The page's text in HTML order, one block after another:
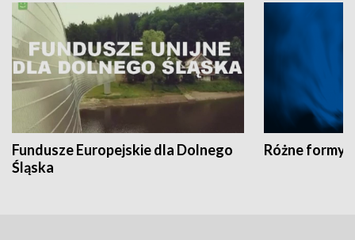
Fundusze Europejskie dla Dolnego
Śląska
Różne formy